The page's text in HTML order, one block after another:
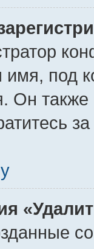
имя, под
Он